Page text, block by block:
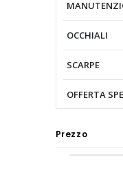
OCCHIALI
SCARPE
OFFERTA
Prezzo